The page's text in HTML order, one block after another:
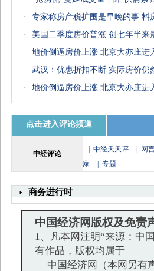
济南农民移民澳大利亚 情侣"互捅殉情
·
专家称房产税扩围是早晚的事 料
·
美国二季度房价普涨 创七年半来
·
地价倒逼房价上涨 北京大亦庄进
·
武汉：优惠折扣不断 实际房价仍
·
地价倒逼房价上涨 北京大亦庄进
点击进入评论频道
中经评论
中经天天评 网
家
专题
商务进行时
中国经济网版权及免责
1、凡本网注明“来源：中
有作品，版权均属于
中国经济网（本网另有